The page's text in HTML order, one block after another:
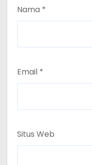
Nama *
Email *
Situs Web